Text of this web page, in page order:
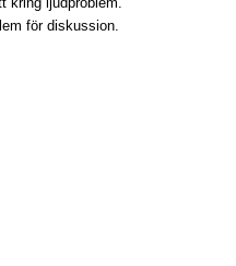
för diskussion.